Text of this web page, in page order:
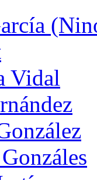
Vidal